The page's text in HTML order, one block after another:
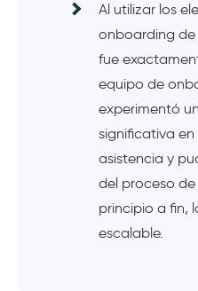
Al utilizar los
onboarding de
fue
equipo de
experimentó
significativa
asistencia y
del proceso
principio a fin,
escalable.